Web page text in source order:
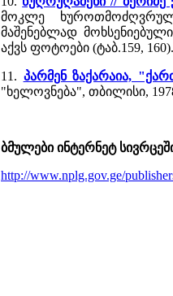
მოკლე
მაშენებლად
აქვს ფოტოები (ტაბ.159, 160).
11. პარმენ ზაქარაია,
"ხელოვნება", თბილისი,
ბმულები ინტერნეტ
http://www.nplg.gov.ge/